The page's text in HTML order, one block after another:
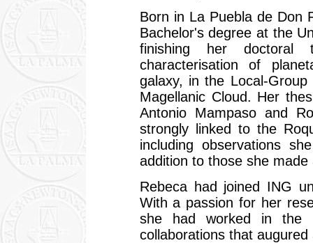
Born in La Puebla de Don
Bachelor's degree at the
finishing her doctoral
characterisation of
galaxy, in the Local-
Magellanic Cloud. Her
Antonio Mampaso and
strongly linked to the
including observations
addition to those she
Rebeca had joined ING
With a passion for her
she had worked in the
collaborations that